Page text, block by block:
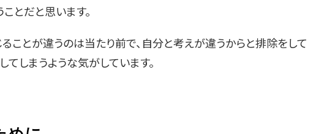
とだと思います。
ことが違うのは当たり前で、自分と考えが違うからと排除をして
てしまうような気がしています。